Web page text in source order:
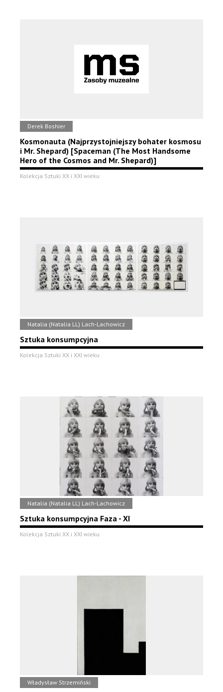
Derek Boshier
Kosmonauta (Najprzystojniejszy bohater kosmosu
i Mr. Shepard) [Spaceman (The Most Handsome
Hero of the Cosmos and Mr. Shepard)]
Kolekcja Sztuki XX i XXI wieku
Natalia (Natalia LL) Lach-Lachowicz
Sztuka konsumpcyjna
Kolekcja Sztuki XX i XXI wieku
Natalia (Natalia LL) Lach-Lachowicz
Sztuka konsumpcyjna Faza - XI
Kolekcja Sztuki XX i XXI wieku
Władysław Strzemiński